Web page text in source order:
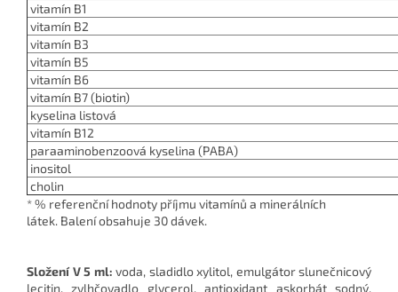
vitamín B1
vitamín B2
vitamín B3
vitamín B5
vitamín B6
vitamín B7 (biotin)
kyselina listová
vitamín B12
paraaminobenzoová kyselina (PABA)
inositol
cholin
* % referenční hodnoty příjmu vitamínů a minerálních
látek. Balení obsahuje 30 dávek.
Složení V 5 ml: voda, sladidlo xylitol, emulgátor slunečnicový
lecitin, zvlhčovadlo glycerol, antioxidant askorbát sodný,